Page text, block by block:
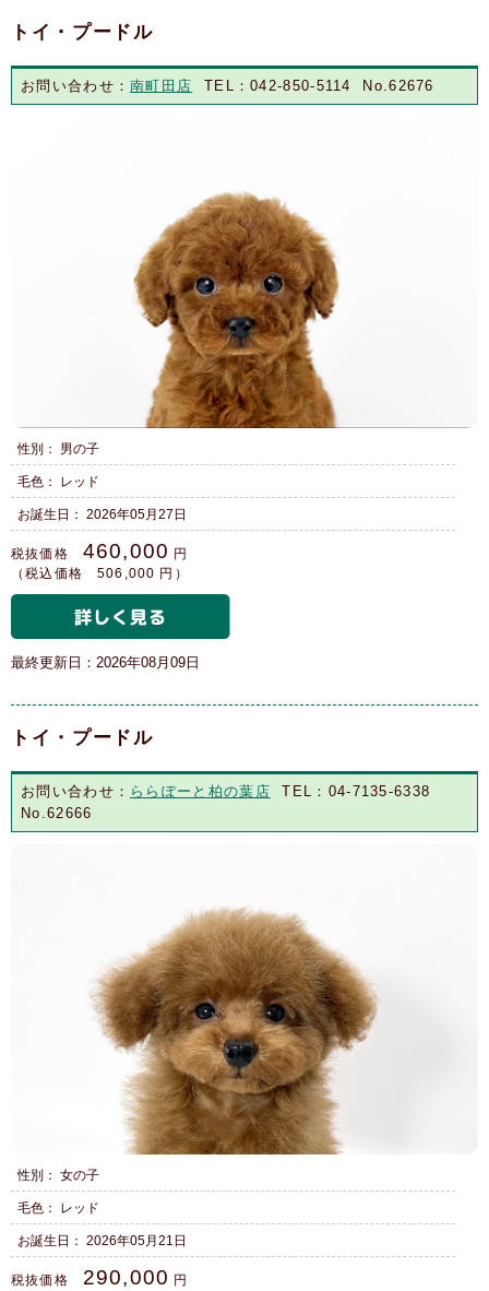
トイ・プードル
お問い合わせ：南町田店 TEL：042-850-5114 No.62676
性別： 男の子
毛色： レッド
お誕生日： 2026年05月27日
税抜価格 460,000 円
（税込価格 506,000 円）
最終更新日：2026年08月09日
トイ・プードル
お問い合わせ： ららぽーと柏の葉店 TEL：04-7135-6338
No.62666
性別： 女の子
毛色： レッド
お誕生日： 2026年05月21日
税抜価格 290,000
円